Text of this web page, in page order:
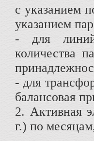
с указанием
указанием
- для
количества
- для
балансовая
2. Активная
г.) по